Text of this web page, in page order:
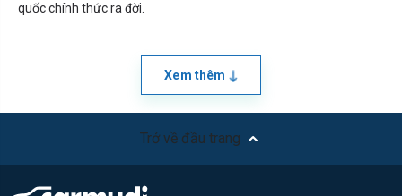
quốc chính thức ra đời.
Xem thêm
Trở về đầu trang